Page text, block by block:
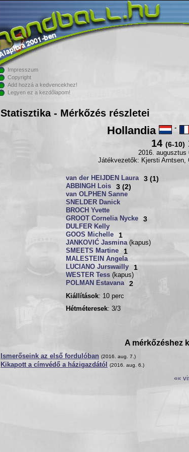
Impresszum
Copyright
Add hozzá a kedvencekhez!
Legyen ez a kezdőlapom!
Statisztika - Mérkőzés részletei
Hollandia -
14 (6-10)
2016. augusztus
Játékvezetők: Kjersti Arntsen,
van der HEIJDEN Laura 3 (1)
ABBINGH Lois 3 (2)
van OLPHEN Sanne
SNELDER Danick
BROCH Yvette
GROOT Cornelia Nycke
3
DULFER Kelly
GOOS Michelle
1
JANKOVIĆ Jasmina(kapus)
SMEETS Martine
1
MALESTEIN Angela
LUCIANO Jurswailly
1
WESTER Tess (kapus)
POLMAN Estavana
2
Kiállítások: 10 perc
Hétméteresek: 3/3
A mérkőzéshez
Ismerőseink az első fordulóban (2016. aug. 7.)
Kikapott a címvédő a házigazdától (2016. aug. 6.)
««